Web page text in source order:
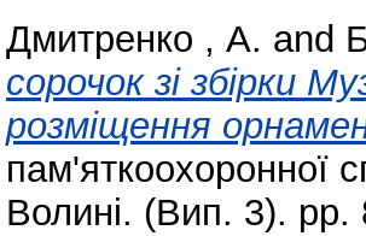
Дмитренко , А. and
сорочок зі збірки
розміщення
пам'яткоохоронної
Волині. (Вип. 3). pp.